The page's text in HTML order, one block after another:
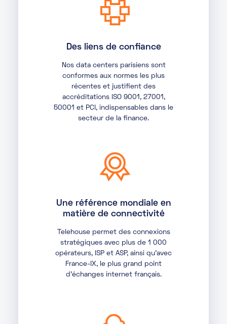
Des liens de confiance
Nos data centers parisiens sont
conformes aux normes les plus
récentes et justifient des
accréditations ISO 9001, 27001,
50001 et PCI, indispensables dans le
secteur de la finance.
Une référence mondiale en
matière de connectivité
Telehouse permet des connexions
stratégiques avec plus de 1 000
opérateurs, ISP et ASP, ainsi qu'avec
France-IX, le plus grand point
d’échanges internet français.